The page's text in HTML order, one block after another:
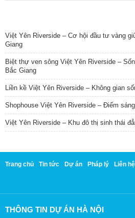
Việt Yên Riverside – Cơ hội đầu tư vàng
Giang
Biệt thự ven sông Việt Yên Riverside –
Bắc Giang
Liền kề Việt Yên Riverside – Không gian
Shophouse Việt Yên Riverside – Điểm
Việt Yên Riverside – Khu đô thị sinh thái
Trang chủ Tin tức Dự án Pháp lý Liên hệ
THÔNG TIN DỰ ÁN HÀ NỘI